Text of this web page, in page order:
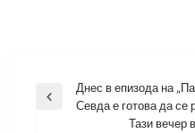
Навигация
Previous
Днес в епизода на
Севда е готова да се
Тази вечер